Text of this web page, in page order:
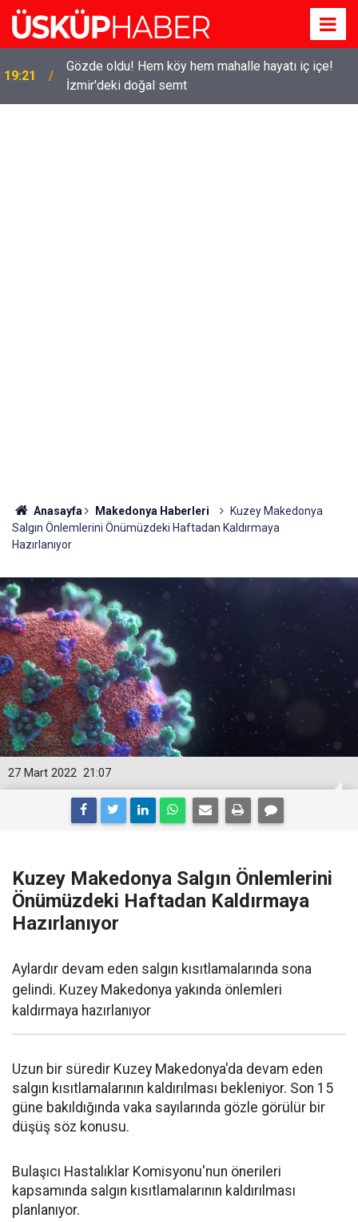
19:21
Gözde oldu! Hem köy hem mahalle hayatı iç içe!
İzmir'deki doğal semt
Anasayfa Makedonya Haberleri
Kuzey Makedonya
Salgın Önlemlerini Önümüzdeki Haftadan Kaldırmaya
Hazırlanıyor
21:07
27 Mart 2022
Kuzey Makedonya Salgın Önlemlerini
Önümüzdeki Haftadan Kaldırmaya
Hazırlanıyor
Aylardır devam eden salgın kısıtlamalarında sona
gelindi. Kuzey Makedonya yakında önlemleri
kaldırmaya hazırlanıyor
Uzun bir süredir Kuzey Makedonya'da devam eden
salgın kısıtlamalarının kaldırılması bekleniyor. Son 15
güne bakıldığında vaka sayılarında gözle görülür bir
düşüş söz konusu.
Bulaşıcı Hastalıklar Komisyonu'nun önerileri
kapsamında salgın kısıtlamalarının kaldırılması
planlanıyor.